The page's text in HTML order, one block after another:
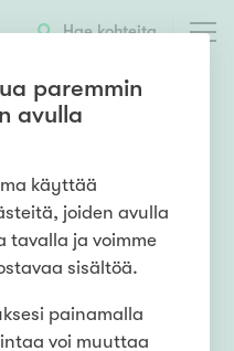
Hae kohteita
lasitettu parveke
Lindal,
245 000,00 €
paremmin
avulla
käyttää
joiden avulla
tavalla ja voimme
sisältöä.
painamalla
voi muuttaa